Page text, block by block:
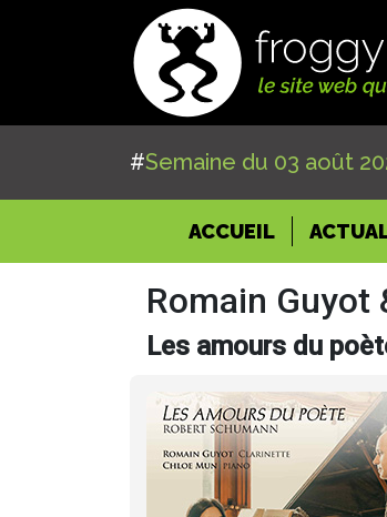
#Semaine du 03 août
ACCUEIL(CURRENT)
Romain Guyot
Les amours du